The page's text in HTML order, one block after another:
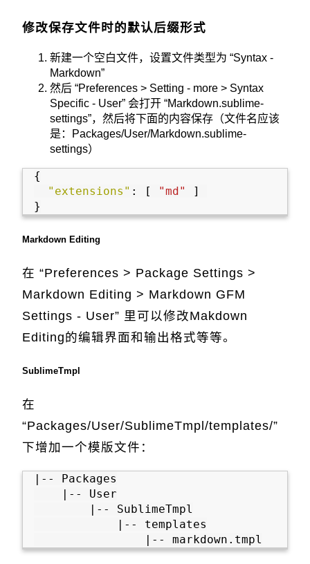
修改保存文件时的默认后缀形式
新建一个空白文件，设置文件类型为 “Syntax -
Markdown”
然后 “Preferences > Setting - more > Syntax
Specific - User” 会打开 “Markdown.sublime-
settings”，然后将下面的内容保存（文件名应该
是：Packages/User/Markdown.sublime-
settings）
{
"extensions" : [ "md"
]
}
Markdown Editing
在 “Preferences > Package Settings >
Markdown Editing > Markdown GFM
Settings - User” 里可以修改Makdown
Editing的编辑界面和输出格式等等。
SublimeTmpl
在
“Packages/User/SublimeTmpl/templates/”
下增加一个模版文件：
|-- Packages